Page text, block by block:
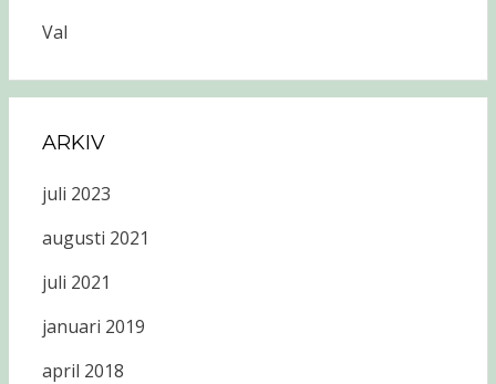
Val
ARKIV
juli 2023
augusti 2021
juli 2021
januari 2019
april 2018